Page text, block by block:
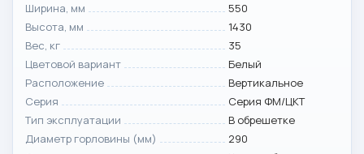
Ширина, мм
550
Высота, мм
1430
Вес, кг
35
Цветовой вариант
Белый
Расположение
Вертикальное
Серия
Серия ФМ/ЦКТ
Тип эксплуатации
В обрешетке
Диаметр горловины (мм)
290